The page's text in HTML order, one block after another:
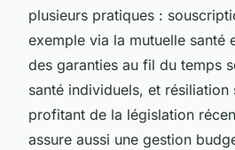
plusieurs pratiques :
exemple via la mutuelle santé
des garanties au fil du temps
santé individuels, et résiliation
profitant de la législation
assure aussi une gestion